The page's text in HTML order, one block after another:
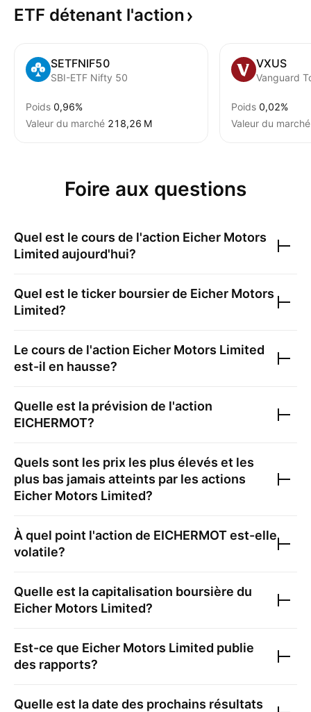
ETF détenant l'action
SETFNIF50
SBI-ETF Nifty 50
Poids 0,96%
Valeur du marché ‪218,26 M‬
VXUS
Poids 0,02%
Valeur du marché
Foire aux questions
Quel est le cours de l'action Eicher Motors
Limited aujourd'hui?
Quel est le ticker boursier de Eicher Motors
Limited?
Le cours de l'action Eicher Motors Limited
est-il en hausse?
Quelle est la prévision de l'action
EICHERMOT?
Quels sont les prix les plus élevés et les
plus bas jamais atteints par les actions
Eicher Motors Limited?
À quel point l'action de EICHERMOTest-elle
volatile?
Quelle est la capitalisation boursière du
Eicher Motors Limited?
Est-ce que Eicher Motors Limited publie
des rapports?
Quelle est la date des prochains résultats